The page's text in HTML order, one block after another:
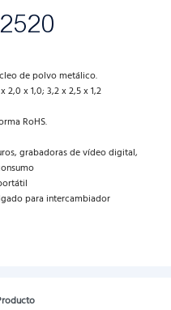
de polvo metálico.
2,0 x 1,0; 3,2 x 2,5 x 1,2
RoHS.
grabadoras de vídeo digital,
para intercambiador